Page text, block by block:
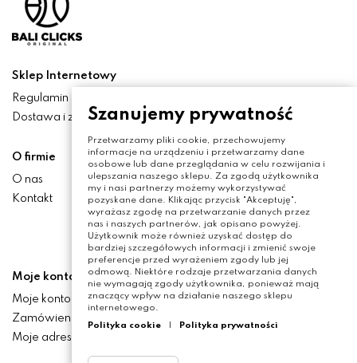
Sklep Internetowy
Regulamin
Dostawa i zwroty
O firmie
O nas
Kontakt
Moje konto
Moje konto
Zamówienia
Moje adresy
Szanujemy prywatność
Przetwarzamy pliki cookie, przechowujemy
informacje na urządzeniu i przetwarzamy dane
osobowe lub dane przeglądania w celu rozwijania i
ulepszania naszego sklepu. Za zgodą użytkownika
my i nasi partnerzy możemy wykorzystywać
pozyskane dane. Klikając przycisk "Akceptuję",
wyrażasz zgodę na przetwarzanie danych przez
nas i naszych partnerów, jak opisano powyżej.
Użytkownik może również uzyskać dostęp do
bardziej szczegółowych informacji i zmienić swoje
preferencje przed wyrażeniem zgody lub jej
odmową. Niektóre rodzaje przetwarzania danych
nie wymagają zgody użytkownika, ponieważ mają
znaczący wpływ na działanie naszego sklepu
internetowego.
Polityka cookie
Polityka prywatności